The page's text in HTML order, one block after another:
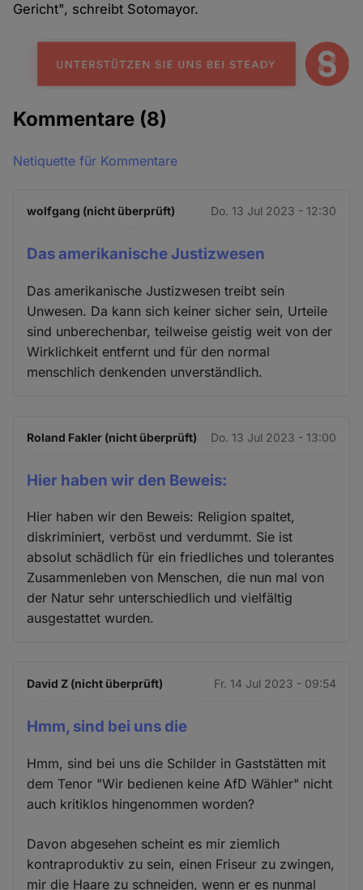
Gericht", schreibt Sotomayor.
Kommentare (8)
Netiquette für Kommentare
wolfgang (nicht überprüft) Do. 13 Jul 2023 - 12:30
Das amerikanische Justizwesen
Das amerikanische Justizwesen treibt sein
Unwesen. Da kann sich keiner sicher sein, Urteile
sind unberechenbar, teilweise geistig weit von der
Wirklichkeit entfernt und für den normal
menschlich denkenden unverständlich.
Roland Fakler (nicht überprüft) Do. 13 Jul 2023 - 13:00
Hier haben wir den Beweis:
Hier haben wir den Beweis: Religion spaltet,
diskriminiert, verböst und verdummt. Sie ist
absolut schädlich für ein friedliches und tolerantes
Zusammenleben von Menschen, die nun mal von
der Natur sehr unterschiedlich und vielfältig
ausgestattet wurden.
David Z (nicht überprüft) Fr. 14 Jul 2023 - 09:54
Hmm, sind bei uns die
Hmm, sind bei uns die Schilder in Gaststätten mit
dem Tenor "Wir bedienen keine AfD Wähler" nicht
auch kritiklos hingenommen worden?
Davon abgesehen scheint es mir ziemlich
kontraproduktiv zu sein, einen Friseur zu zwingen,
mir die Haare zu schneiden, wenn er es nunmal